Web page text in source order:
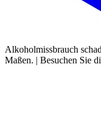
Alkoholmissbrauch
Maßen. | Besuchen Sie